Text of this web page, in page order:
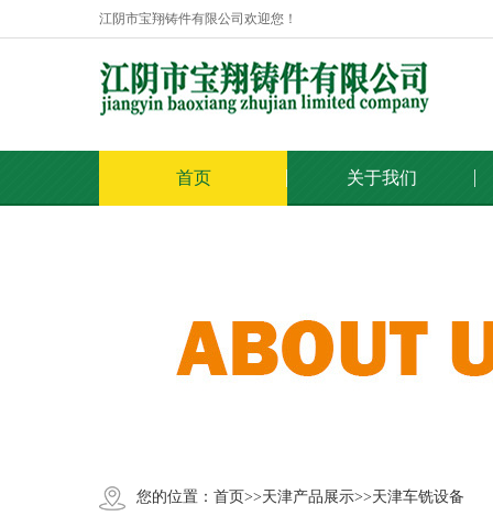
江阴市宝翔铸件有限公司欢迎您！
首页 关于我们
您的位置： 首页>>天津产品展示>>天津车铣设备